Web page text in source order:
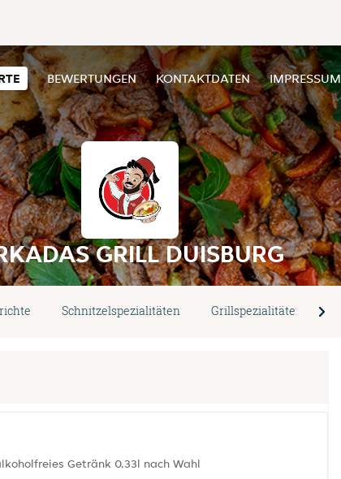
BEWERTUNGEN KONTAKTDATEN IMPRESSUM
GRILL DUISBURG
Schnitzelspezialitäten Grillspezialitäten
Getränk 0,33l nach Wahl